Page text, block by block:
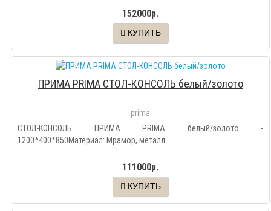
152000р.
КУПИТЬ
ПРИМА PRIMA СТОЛ-КОНСОЛЬ белый/золото
prima
СТОЛ-КОНСОЛЬ ПРИМА PRIMA белый/золото -
1200*400*850Материал: Мрамор, металл..
111000р.
КУПИТЬ